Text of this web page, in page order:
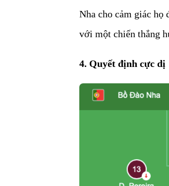
Nha cho cảm giác họ
với một chiến thắng
4. Quyết định cực dị